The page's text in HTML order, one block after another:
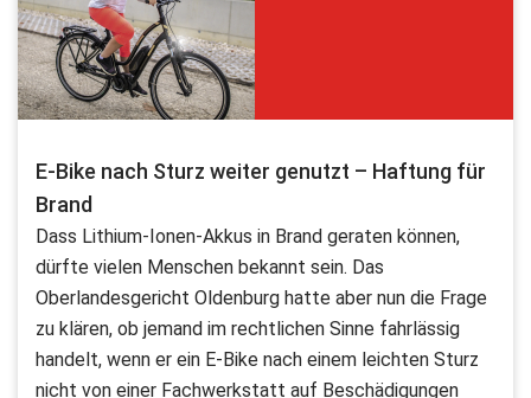
E-Bike nach Sturz weiter genutzt – Haftung für
Brand
Dass Lithium-Ionen-Akkus in Brand geraten können,
dürfte vielen Menschen bekannt sein. Das
Oberlandesgericht Oldenburg hatte aber nun die Frage
zu klären, ob jemand im rechtlichen Sinne fahrlässig
handelt, wenn er ein E-Bike nach einem leichten Sturz
nicht von einer Fachwerkstatt auf Beschädigungen